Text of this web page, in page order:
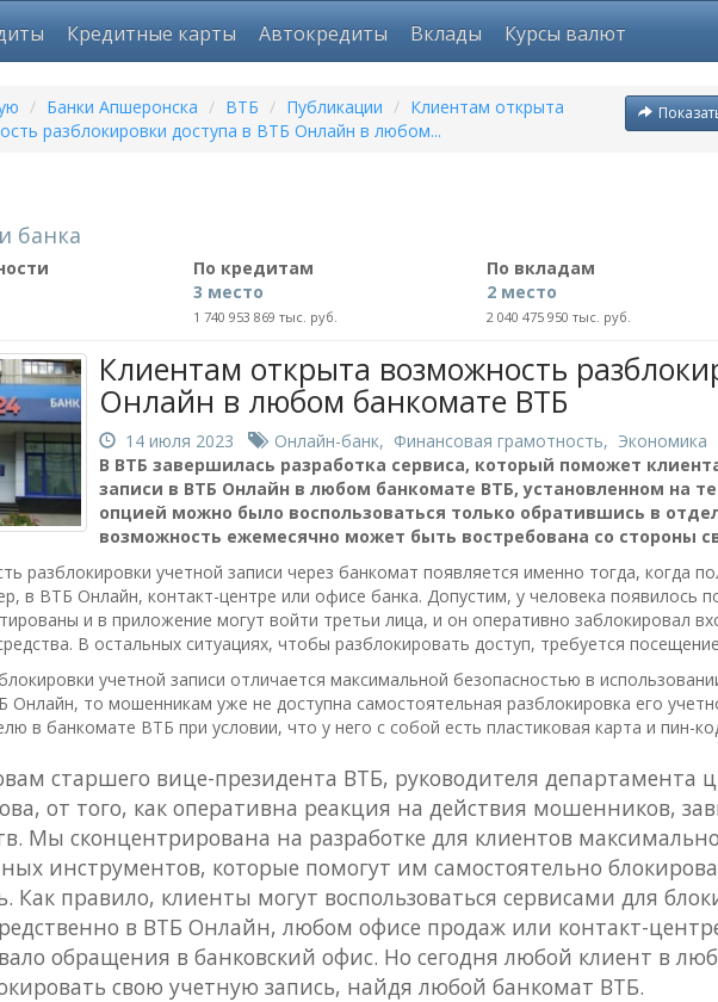
Кредитные карты Автокредиты Вклады Курсы валют
/ Банки Апшеронска / ВТБ / Публикации / Клиентам открыта
разблокировки доступа в ВТБ Онлайн в любом...
банка
По кредитам По вкладам
3 место
1 740 953 869 тыс. руб.
2 место
2 040 475 950 тыс. руб.
Клиентам открыта возможность
Онлайн в любом банкомате ВТБ
14 июля 2023 Онлайн-банк, Финансовая грамотность, Экономика
В ВТБ завершилась разработка сервиса, который поможет
записи в ВТБ Онлайн в любом банкомате ВТБ, установленном на
опцией можно было воспользоваться только обратившись в
возможность ежемесячно может быть востребована со стороны
разблокировки учетной записи через банкомат появляется именно тогда, когда
в ВТБ Онлайн, контакт-центре или офисе банка. Допустим, у человека появилось
и в приложение могут войти третьи лица, и он оперативно заблокировал
В остальных ситуациях, чтобы разблокировать доступ, требуется
учетной записи отличается максимальной безопасностью в
Онлайн, то мошенникам уже не доступна самостоятельная разблокировка его
в банкомате ВТБ при условии, что у него с собой есть пластиковая карта и пин-
старшего вице-президента ВТБ, руководителя департамента
от того, как оперативна реакция на действия мошенников,
Мы сконцентрирована на разработке для клиентов
инструментов, которые помогут им самостоятельно
Как правило, клиенты могут воспользоваться сервисами для
в ВТБ Онлайн, любом офисе продаж или контакт-
обращения в банковский офис. Но сегодня любой клиент в
свою учетную запись, найдя любой банкомат ВТБ.